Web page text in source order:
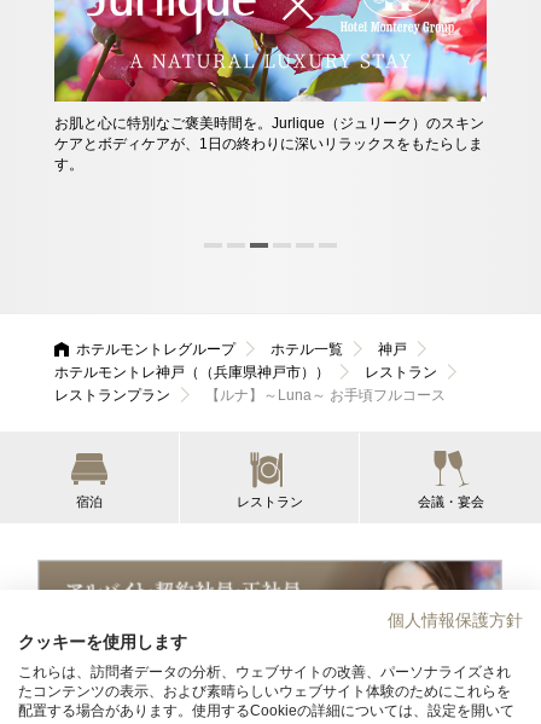
お肌と心に特別なご褒美時間を。Jurlique（ジュリーク）のスキン
ケアとボディケアが、1日の終わりに深いリラックスをもたらしま
す。
ホテルモントレグループ ホテル一覧
神戸
ホテルモントレ神戸（（兵庫県神戸市））
レストラン
レストランプラン
【ルナ】～Luna～ お手頃フルコース
宿泊 レストラン 会議・宴会
求人情報
ホテルモントレ神戸
個人情報保護方針
クッキーを使用します
これらは、訪問者データの分析、ウェブサイトの改善、パーソナライズされ
たコンテンツの表示、および素晴らしいウェブサイト体験のためにこれらを
配置する場合があります。使用するCookieの詳細については、設定を開いて